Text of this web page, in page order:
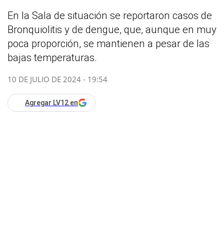
En la Sala de situación se reportaron casos de
Bronquiolitis y de dengue, que, aunque en muy
poca proporción, se mantienen a pesar de las
bajas temperaturas.
10 DE JULIO DE 2024 - 19:54
Agregar LV12 en